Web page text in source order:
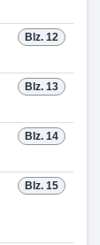
Blz. 12
Blz. 13
Blz. 14
Blz. 15